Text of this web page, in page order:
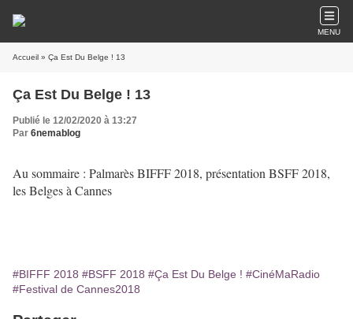
MENU
Accueil » Ça Est Du Belge ! 13
Ça Est Du Belge ! 13
Publié le 12/02/2020 à 13:27
Par 6nemablog
Au sommaire : Palmarès BIFFF 2018, présentation BSFF 2018,
les Belges à Cannes
#BIFFF 2018 #BSFF 2018 #Ça Est Du Belge ! #CinéMaRadio
#Festival de Cannes2018